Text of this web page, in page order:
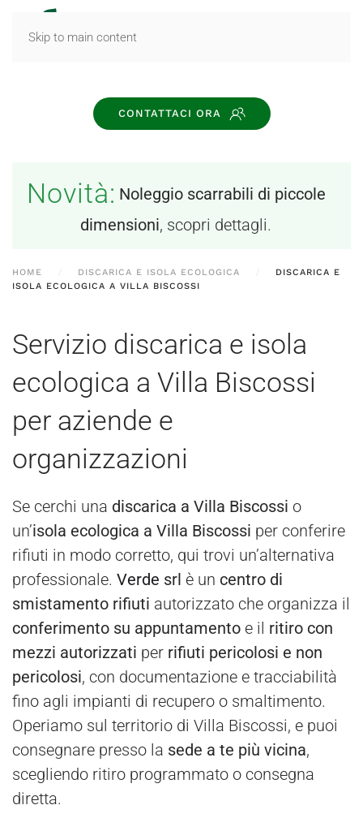
Skip to main content
CONTATTACI ORA
Novità: Noleggio scarrabili di piccole
dimensioni, scopri dettagli.
HOME DISCARICA E ISOLA ECOLOGICA
DISCARICA E
ISOLA ECOLOGICA A VILLA BISCOSSI
Servizio discarica e isola
ecologica a Villa Biscossi
per aziende e
organizzazioni
Se cerchi una discarica a Villa Biscossi o
un’isola ecologica a Villa Biscossi per conferire
rifiuti in modo corretto, qui trovi un’alternativa
professionale. Verde srl è un centro di
smistamento rifiuti autorizzato che organizza il
conferimento su appuntamento e il ritiro con
mezzi autorizzati per rifiuti pericolosi e non
pericolosi, con documentazione e tracciabilità
fino agli impianti di recupero o smaltimento.
Operiamo sul territorio di Villa Biscossi, e puoi
consegnare presso la sede a te più vicina,
scegliendo ritiro programmato o consegna
diretta.